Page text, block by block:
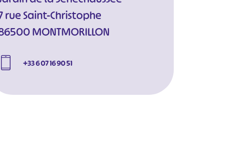
rue Saint-Christophe
MONTMORILLON
+33 6 07 16 90 51